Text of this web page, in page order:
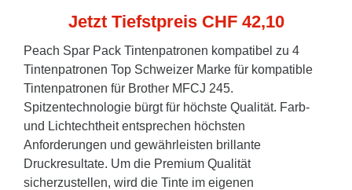
Jetzt Tiefstpreis CHF 42,10
Peach Spar Pack Tintenpatronen kompatibel zu 4
Tintenpatronen Top Schweizer Marke für kompatible
Tintenpatronen für Brother MFCJ 245.
Spitzentechnologie bürgt für höchste Qualität. Farb-
und Lichtechtheit entsprechen höchsten
Anforderungen und gewährleisten brillante
Druckresultate. Um die Premium Qualität
sicherzustellen, wird die Tinte im eigenen